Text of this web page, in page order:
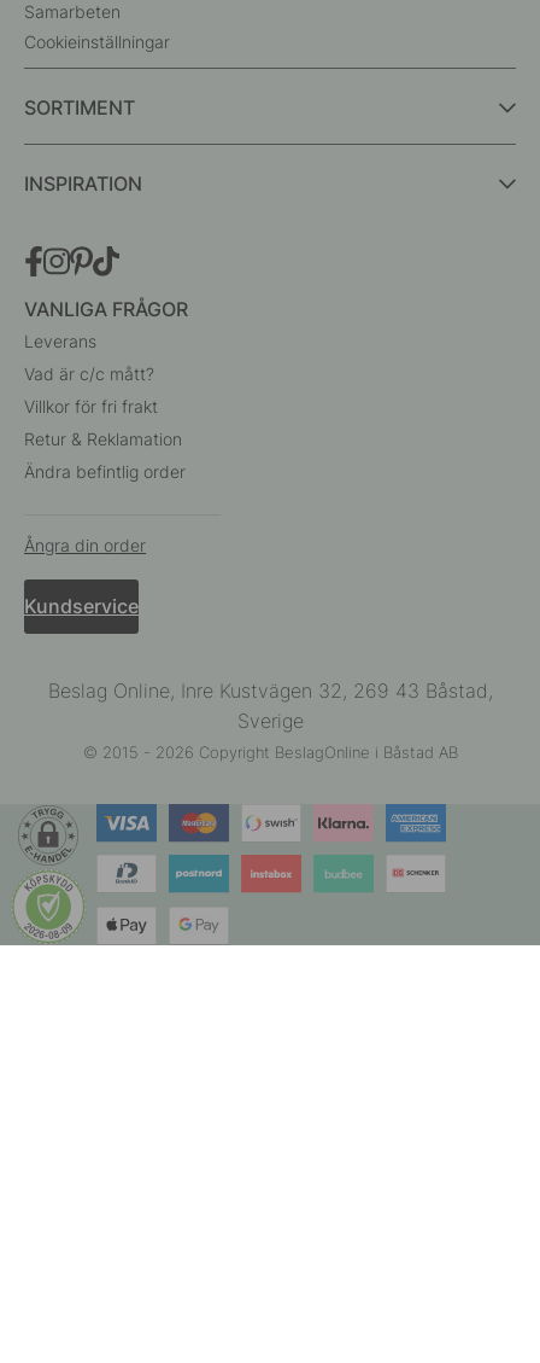
Samarbeten
Cookieinställningar
SORTIMENT
INSPIRATION
VANLIGA FRÅGOR
Leverans
Vad är c/c mått?
Villkor för fri frakt
Retur & Reklamation
Ändra befintlig order
Ångra din order
Kundservice
Beslag Online, Inre Kustvägen 32, 269 43 Båstad,
Sverige
© 2015 - 2026 Copyright BeslagOnline i Båstad AB